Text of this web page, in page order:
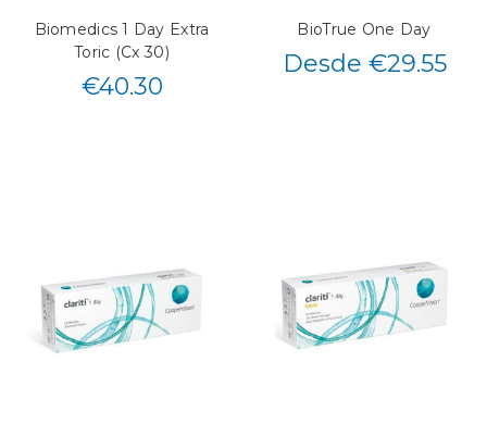
Biomedics 1 Day Extra
Toric (Cx 30)
€40.30
BioTrue One Day
Desde €29.55